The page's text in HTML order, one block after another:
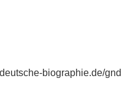
biographie.de/